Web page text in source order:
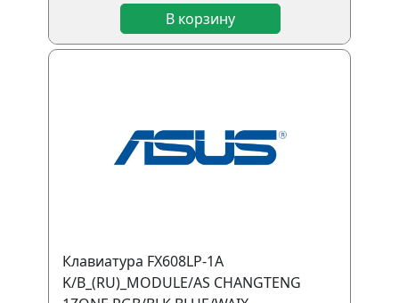
В корзину
Клавиатура FX608LP-1A
K/B_(RU)_MODULE/AS CHANGTENG